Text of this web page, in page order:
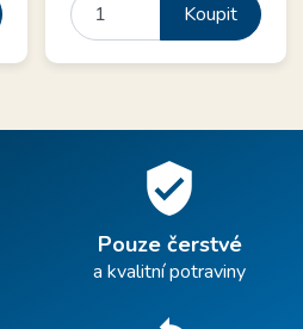
Koupit
verified_user
Pouze čerstvé
a kvalitní potraviny